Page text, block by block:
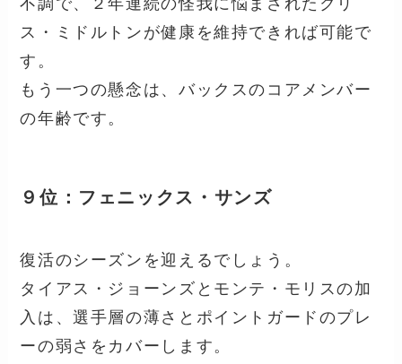
不調で、２年連続の怪我に悩まされたクリ
ス・ミドルトンが健康を維持できれば可能で
す。
もう一つの懸念は、バックスのコアメンバー
の年齢です。
９位：フェニックス・サンズ
復活のシーズンを迎えるでしょう。
タイアス・ジョーンズとモンテ・モリスの加
入は、選手層の薄さとポイントガードのプレ
ーの弱さをカバーします。